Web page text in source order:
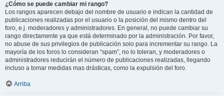
¿Cómo se puede cambiar mi rango?
Los rangos aparecen debajo del nombre de usuario e indican la cantidad de
publicaciones realizadas por el usuario o la posición del mismo dentro del
foro, e.j. moderadores y administradores. En general, no puede cambiar su
rango directamente ya que está determinado por la administración. Por favor,
no abuse de sus privilegios de publicación solo para incrementar su rango. La
mayoría de los foros lo consideran “spam”, no lo toleran, y moderadores o
administradores reducirán el número de publicaciones realizadas, llegando
incluso a tomar medidas mas drásticas, como la expulsión del foro.
Arriba